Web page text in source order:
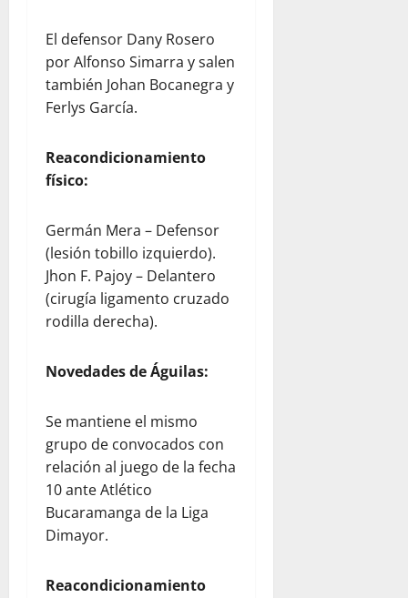
El defensor Dany Rosero
por Alfonso Simarra y salen
también Johan Bocanegra y
Ferlys García.
Reacondicionamiento
físico:
Germán Mera – Defensor
(lesión tobillo izquierdo).
Jhon F. Pajoy – Delantero
(cirugía ligamento cruzado
rodilla derecha).
Novedades de Águilas:
Se mantiene el mismo
grupo de convocados con
relación al juego de la fecha
10 ante Atlético
Bucaramanga de la Liga
Dimayor.
Reacondicionamiento